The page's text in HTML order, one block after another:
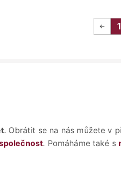
1
. Obrátit se na nás můžete v
. Pomáháme také s